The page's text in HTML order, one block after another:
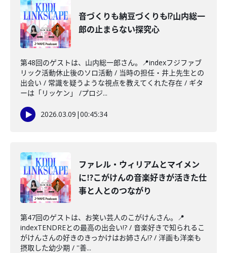
音づくりも納豆づくりも!?山内総一
郎の止まらない探究心
第48回のゲストは、山内総一郎さん。📍indexフジファブ
リック活動休止後のソロ活動 / 当時の担任・井上先生との
出会い / 常識を疑うような視点を教えてくれた存在 / ギタ
ーは「リッケン」 /プロジ...
2026.03.09 |00:45:34
ファレル・ウィリアムとマイメン
に⁉︎こがけんの音楽好きが活きた仕
事と人とのつながり
第47回のゲストは、お笑い芸人のこがけんさん。📍
indexTENDREとの最高の出会い!? / 音楽好きで知られるこ
がけんさんの好きのきっかけはお姉さん!? / 洋画も洋楽も
摂取した幼少期 / ''善...